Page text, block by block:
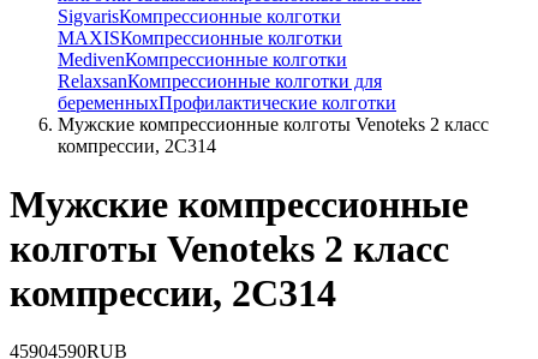
SigvarisКомпрессионные колготки
MAXISКомпрессионные колготки
MedivenКомпрессионные колготки
RelaxsanКомпрессионные колготки для
беременныхПрофилактические колготки
Мужские компрессионные колготы Venoteks 2 класс
компрессии, 2C314
Мужские компрессионные
колготы Venoteks 2 класс
компрессии, 2C314
45904590RUB